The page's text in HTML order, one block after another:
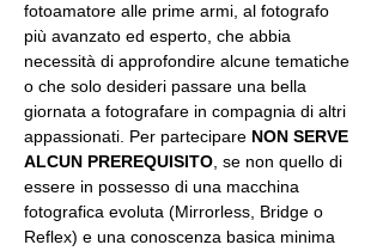
fotoamatore alle prime armi, al fotografo
più avanzato ed esperto, che abbia
necessità di approfondire alcune tematiche
o che solo desideri passare una bella
giornata a fotografare in compagnia di altri
appassionati. Per partecipare NON SERVE
ALCUN PREREQUISITO , se non quello di
essere in possesso di una macchina
fotografica evoluta (Mirrorless, Bridge o
Reflex) e una conoscenza basica minima